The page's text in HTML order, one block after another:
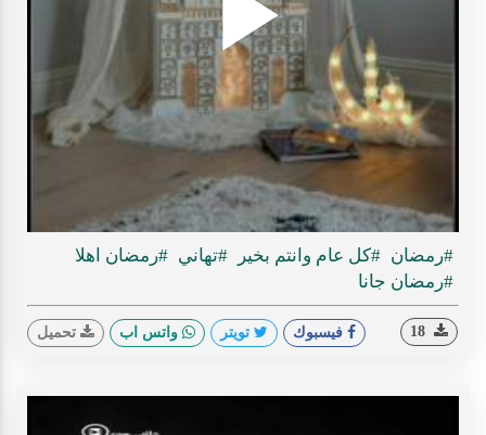
Play
#رمضان #كل عام وانتم بخير #تهاني #رمضان اهلا
#رمضان جانا
فيسبوك تويتر واتس اب تحميل